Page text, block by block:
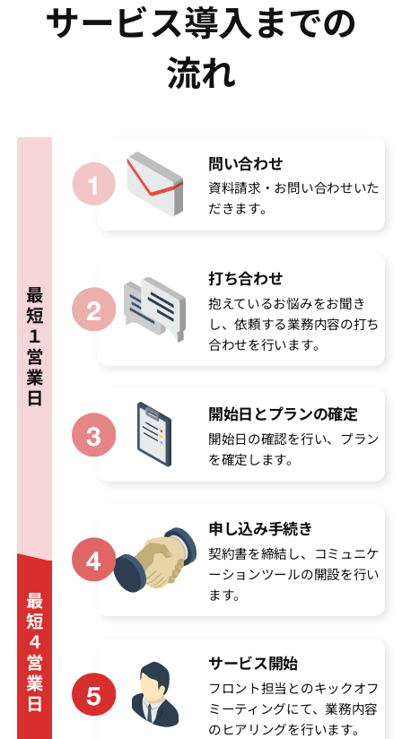
サービス導入までの
流れ
問い合わせ
資料請求・お問い合わせいた
だきます。
打ち合わせ
抱えているお悩みをお聞き
し、依頼する業務内容の打ち
合わせを行います。
開始日とプランの確定
開始日の確認を行い、プラン
を確定します。
申し込み手続き
契約書を締結し、コミュニケ
ーションツールの開設を行い
ます。
サービス開始
フロント担当とのキックオフ
ミーティングにて、業務内容
のヒアリングを行います。
最
短
１
営
業
日
最
短
４
営
業
日